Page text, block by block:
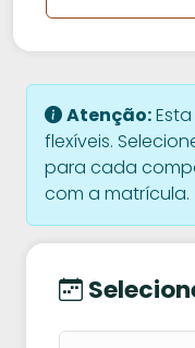
Atenção:
flexíveis.
para cada
com a matrícula.